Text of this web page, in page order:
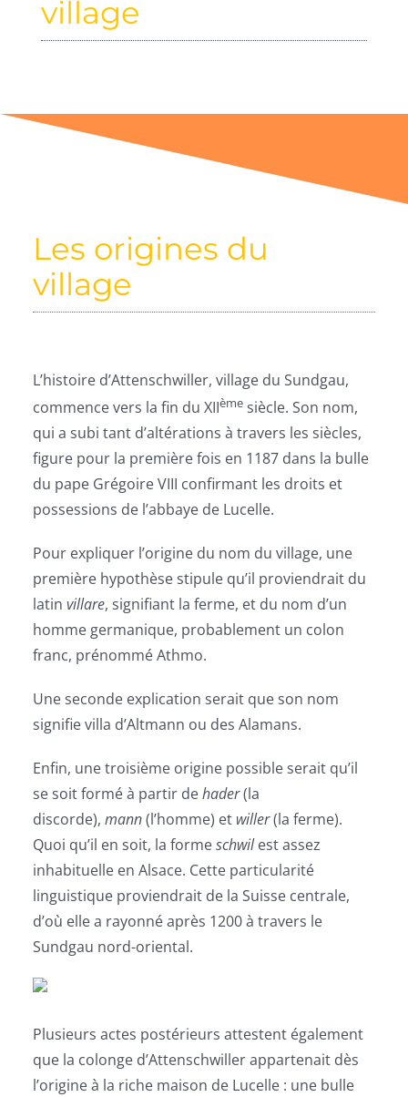
village
Les origines du
village
L’histoire d’Attenschwiller, village du Sundgau,
commence vers la fin du XIIèmesiècle. Son nom,
qui a subi tant d’altérations à travers les siècles,
figure pour la première fois en 1187 dans la bulle
du pape Grégoire VIII confirmant les droits et
possessions de l’abbaye de Lucelle.
Pour expliquer l’origine du nom du village, une
première hypothèse stipule qu’il proviendrait du
latin villare, signifiant la ferme, et du nom d’un
homme germanique, probablement un colon
franc, prénommé Athmo.
Une seconde explication serait que son nom
signifie villa d’Altmann ou des Alamans.
Enfin, une troisième origine possible serait qu’il
se soit formé à partir dehader(la
discorde), mann(l’homme) et willer(la ferme).
Quoi qu’il en soit, la formeschwilest assez
inhabituelle en Alsace. Cette particularité
linguistique proviendrait de la Suisse centrale,
d’où elle a rayonné après 1200 à travers le
Sundgau nord-oriental.
Plusieurs actes postérieurs attestent également
que la colonge d’Attenschwiller appartenait dès
l’origine à la riche maison de Lucelle : une bulle